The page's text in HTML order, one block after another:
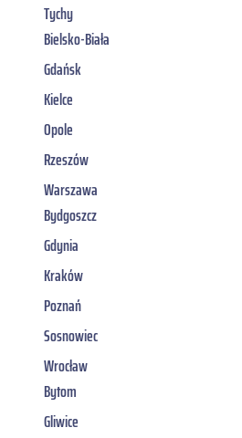
Tychy
Bielsko-Biała
Gdańsk
Kielce
Opole
Rzeszów
Warszawa
Bydgoszcz
Gdynia
Kraków
Poznań
Sosnowiec
Wrocław
Bytom
Gliwice